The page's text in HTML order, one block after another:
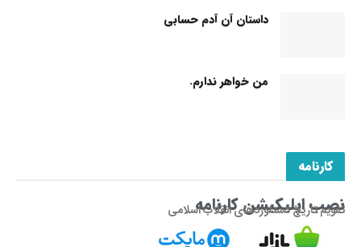
داستان آن آدم حسابی
من خواهر ندارم.
کارنامه
نصب اپلیکیشن کارنامه
تقویم تاریخ دستاوردهای انقلاب اسلامی